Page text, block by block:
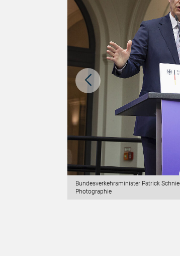
Bundesverkehrsminister Patrick
Photographie